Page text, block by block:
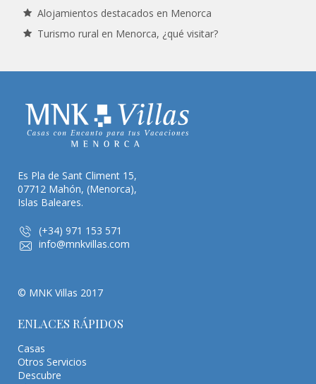
Alojamientos destacados en Menorca
Turismo rural en Menorca, ¿qué visitar?
Es Pla de Sant Climent 15,
07712 Mahón, (Menorca),
Islas Baleares.
(+34) 971 153 571
info@mnkvillas.com
© MNK Villas 2017
ENLACES RÁPIDOS
Casas
Otros Servicios
Descubre